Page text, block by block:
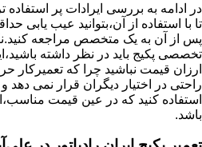
در ادامه به بررسی ایرادات پر استفاده
تا با استفاده از آن،بتوانید عیب یابی
پس از آن به یک متخصص مراجعه
تخصصی پکیج باید در نظر داشته
ارزان قیمت نباشید چرا که تعمیرکار
راحتی در اختیار دیگران قرار نمی دهد
استفاده کنید که در عین قیمت
باشد.